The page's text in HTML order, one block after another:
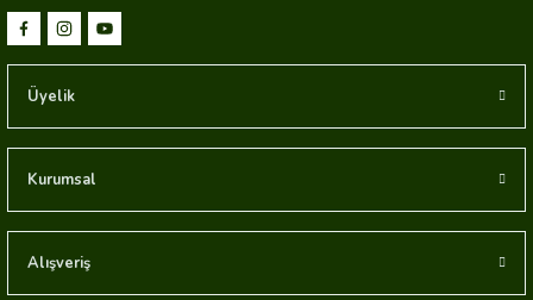
Üyelik
Kurumsal
Alışveriş